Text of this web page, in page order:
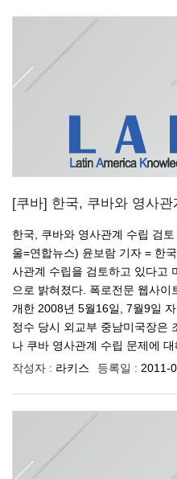
[쿠바] 한국, 쿠바와 영사관
한국, 쿠바와 영사관계 수립 검
울=연합뉴스) 윤보람 기자 = 한
사관계 수립을 검토하고 있다고
으로 밝혀졌다. 폭로전문 웹사
개한 2008년 5월16일, 7월9일
정수 당시 외교부 중남미국장은
나 쿠바 영사관계 수립 문제에
작성자 : 라키스 등록일 : 2011-